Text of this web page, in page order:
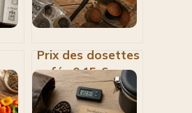
Prix des dosettes
café : 0,15 € ou
0,60 € la tasse,
les 3 leviers pour